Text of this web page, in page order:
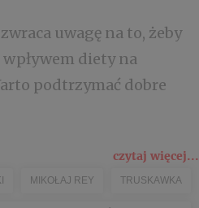
uwagę na to, żeby
diety na
podtrzymać dobre
czytaj więcej...
MIKOŁAJ REY TRUSKAWKA